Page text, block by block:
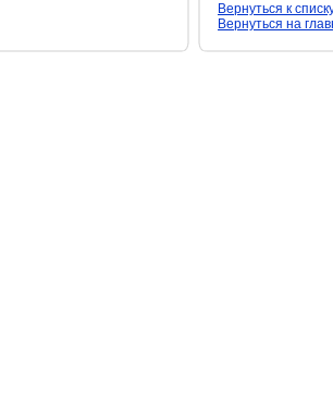
Вернуться к
Вернуться на